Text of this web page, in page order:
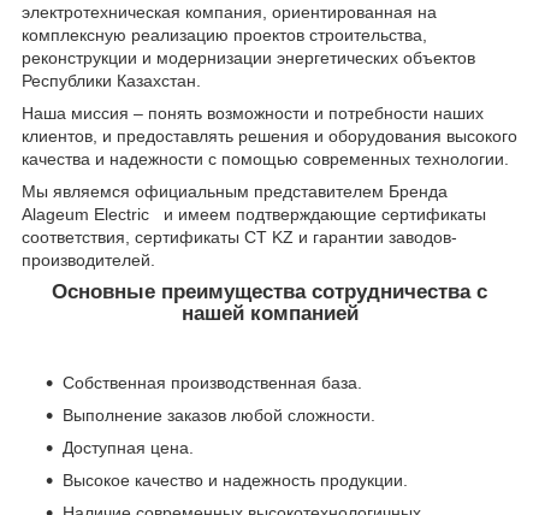
электротехническая компания, ориентированная на
комплексную реализацию проектов строительства,
реконструкции и модернизации энергетических объектов
Республики Казахстан.
Наша миссия – понять возможности и потребности наших
клиентов, и предоставлять решения и оборудования высокого
качества и надежности с помощью современных технологии.
Мы являемся официальным представителем Бренда
Alageum Electric и имеем подтверждающие сертификаты
соответствия, сертификаты CT KZ и гарантии заводов-
производителей.
Основные преимущества сотрудничества с
нашей компанией
Собственная производственная база.
Выполнение заказов любой сложности.
Доступная цена.
Высокое качество и надежность продукции.